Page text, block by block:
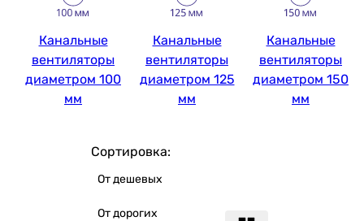
Канальные
вентиляторы
диаметром 100
мм
Канальные
вентиляторы
диаметром 125
мм
Канальные
вентиляторы
диаметром 150
мм
Сортировка:
От дешевых
От дорогих